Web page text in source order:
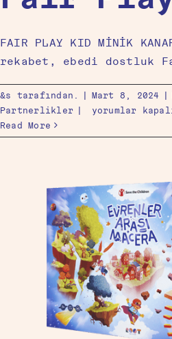
FAIR PLAY KID MİNİK
rekabet, ebedi dostluk
&s tarafından. | Mart 8, 2024 |
Partnerlikler |
yorumlar
Read More